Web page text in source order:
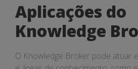
Aplicações do
Knowledge
O Knowledge Broker pode atuar